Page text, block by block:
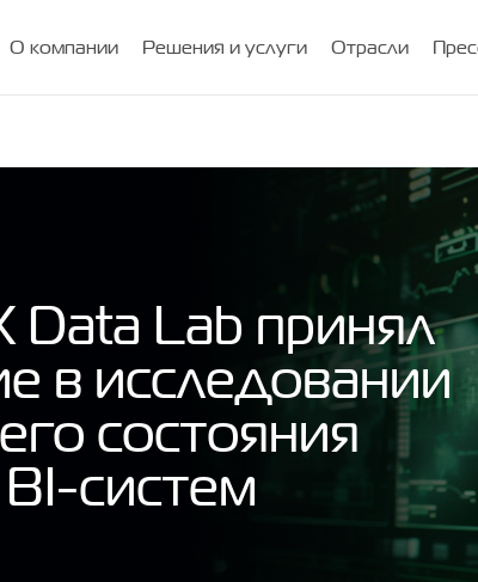
О компании Решения и услуги Отрасли
Lab принял
в исследовании
состояния
систем